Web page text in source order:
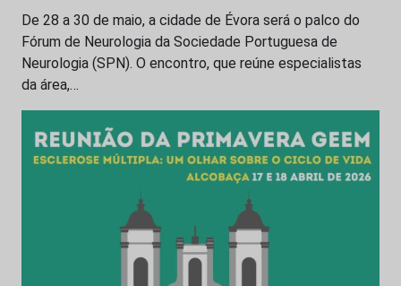
De 28 a 30 de maio, a cidade de Évora será o palco do
Fórum de Neurologia da Sociedade Portuguesa de
Neurologia (SPN). O encontro, que reúne especialistas
da área,…